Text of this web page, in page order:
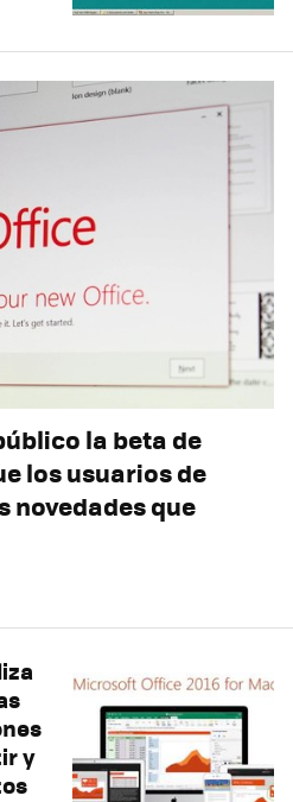
la beta de
los usuarios de
novedades que
y